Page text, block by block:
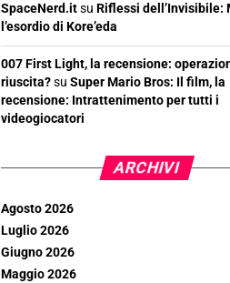
SpaceNerd.itsu Riflessi dell’Invisibile:
l’esordio di Kore’eda
007 First Light, la recensione:
riuscita?su Super Mario Bros: Il film, la
recensione: Intrattenimento per tutti i
videogiocatori
ARCHIVI
Agosto 2026
Luglio 2026
Giugno 2026
Maggio 2026